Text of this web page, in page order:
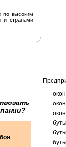
по высоким
и странами